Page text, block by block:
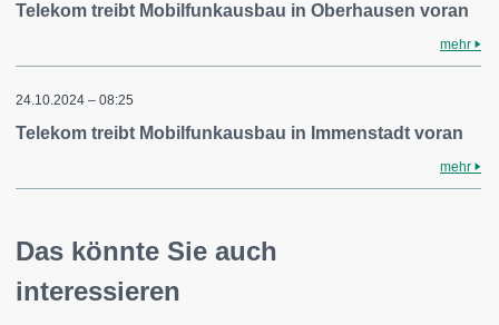
Telekom treibt Mobilfunkausbau in Oberhausen voran
mehr
24.10.2024 – 08:25
Telekom treibt Mobilfunkausbau in Immenstadt voran
mehr
Das könnte Sie auch
interessieren